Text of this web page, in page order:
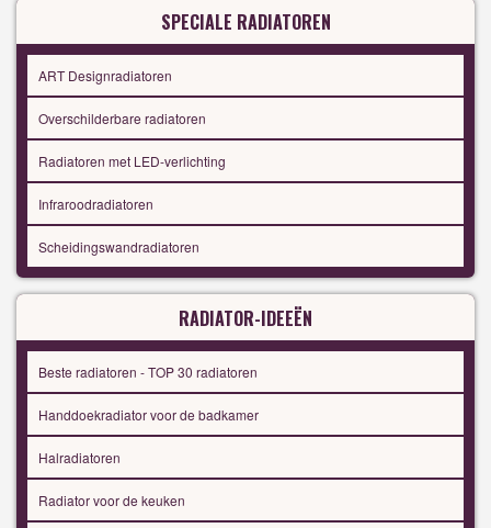
SPECIALE RADIATOREN
ART Designradiatoren
Overschilderbare radiatoren
Radiatoren met LED-verlichting
Infraroodradiatoren
Scheidingswandradiatoren
RADIATOR-IDEEËN
Beste radiatoren - TOP 30 radiatoren
Handdoekradiator voor de badkamer
Halradiatoren
Radiator voor de keuken